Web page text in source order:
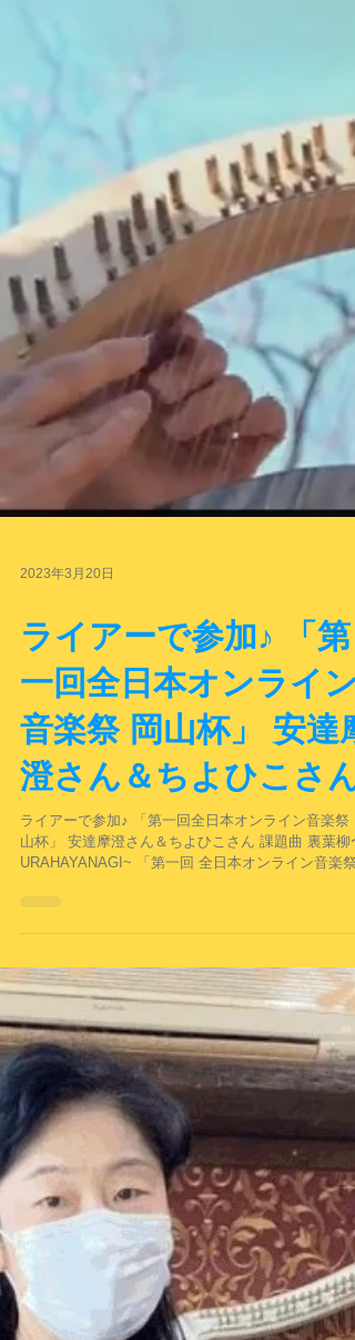
2023年3月20日
ライアーで参加♪ 「第
一回全日本オンライン
音楽祭 岡山杯」 安達摩
澄さん＆ちよひこさん
山杯」 安達摩澄さん＆ちよひこさん 課題曲 裏葉柳
山杯」というオンラインイベントに、ライアー奏者
安達摩澄さん×ちよひこさんがエントリーされまし
た！...